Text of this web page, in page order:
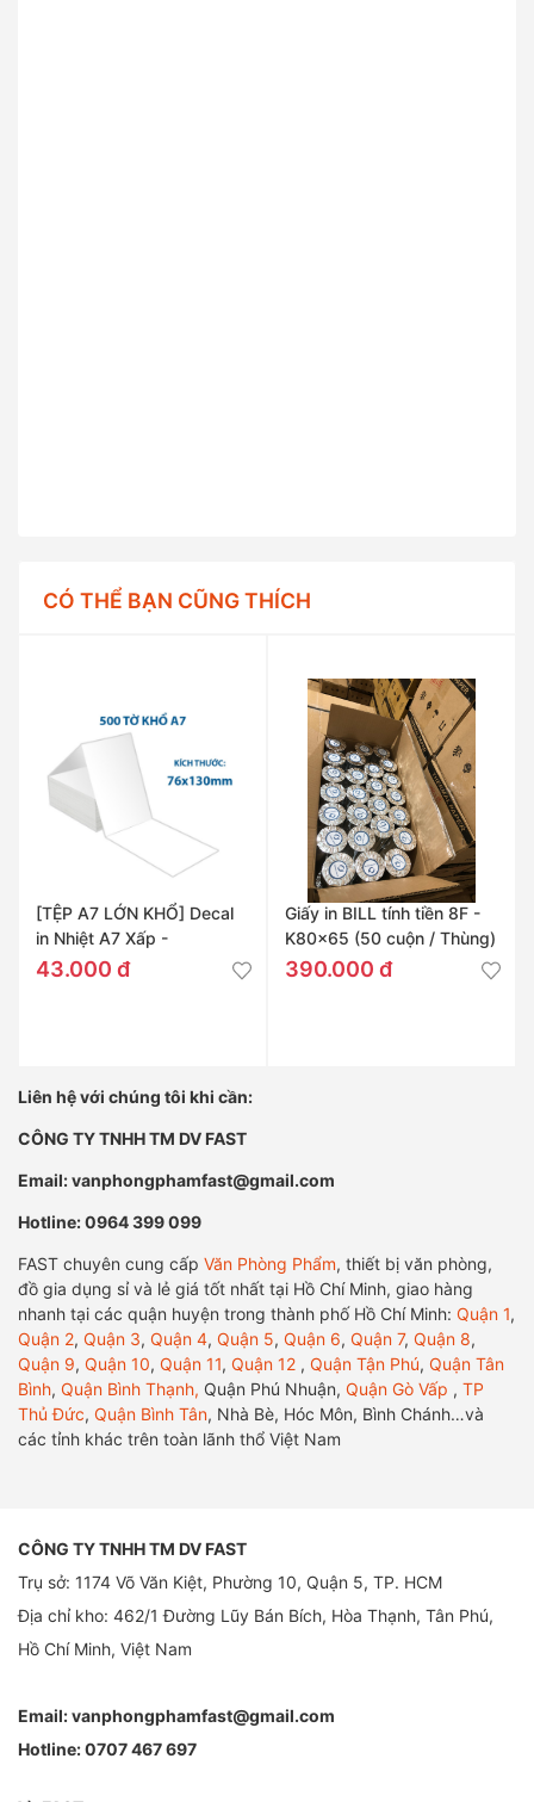
CÓ THỂ BẠN CŨNG THÍCH
[TỆP A7 LỚN KHỔ] Decal
in Nhiệt A7 Xấp -
76x130mm
43.000 đ
Giấy in BILL tính tiền 8F -
K80x65 (50 cuộn / Thùng)
390.000 đ
Liên hệ với chúng tôi khi cần:
CÔNG TY TNHH TM DV FAST
Email: vanphongphamfast@gmail.com
Hotline: 0964 399 099
FAST chuyên cung cấp Văn Phòng Phẩm, thiết bị văn phòng,
đồ gia dụng sỉ và lẻ giá tốt nhất tại Hồ Chí Minh, giao hàng
nhanh tại các quận huyện trong thành phố Hồ Chí Minh: Quận 1,
Quận 2, Quận 3, Quận 4, Quận 5, Quận 6, Quận 7, Quận 8,
Quận 9, Quận 10, Quận 11, Quận 12 , Quận Tận Phú, Quận Tân
Bình, Quận Bình Thạnh, Quận Phú Nhuận, Quận Gò Vấp , TP
Thủ Đức, Quận Bình Tân, Nhà Bè, Hóc Môn, Bình Chánh…và
các tỉnh khác trên toàn lãnh thổ Việt Nam
CÔNG TY TNHH TM DV FAST
Trụ sở: 1174 Võ Văn Kiệt, Phường 10, Quận 5, TP. HCM
Địa chỉ kho: 462/1 Đường Lũy Bán Bích, Hòa Thạnh, Tân Phú,
Hồ Chí Minh, Việt Nam
Email:vanphongphamfast@gmail.com
Hotline:0707 467 697